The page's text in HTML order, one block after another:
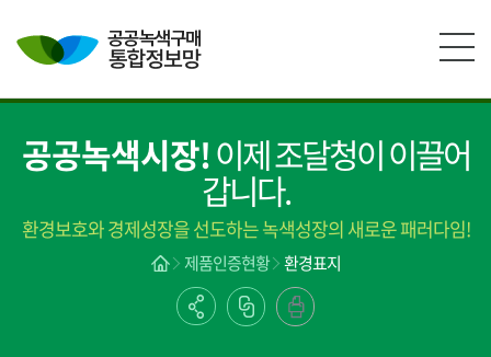
공공녹색시장!이제 조달청이 이끌어
갑니다.
환경보호와 경제성장을 선도하는 녹색성장의 새로운 패러다임!
제품인증현황 환경표지